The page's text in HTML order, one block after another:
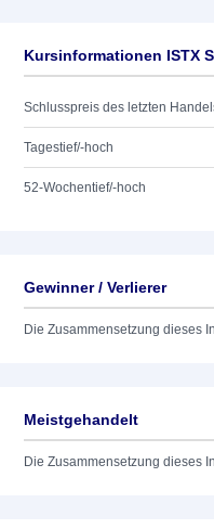
Kursinformationen ISTX
Schlusspreis des letzten
Tagestief/-hoch
52-Wochentief/-hoch
Gewinner / Verlierer
Die Zusammensetzung dieses
Meistgehandelt
Die Zusammensetzung dieses